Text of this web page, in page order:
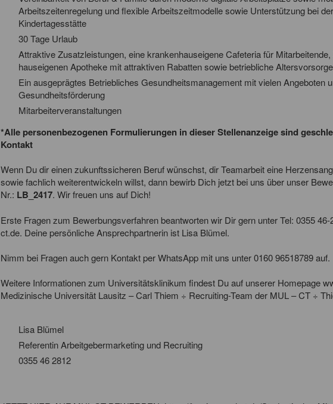
Arbeitszeitenregelung und flexible Arbeitszeitmodelle sowie Unterstützung bei
Kindertagesstätte
30 Tage Urlaub
Attraktive Zusatzleistungen, eine krankenhauseigene Cafeteria für
hauseigenen Apotheke mit attraktiven Rabatten sowie betriebliche Altersvorsorge
Ein ausgeprägtes Betriebliches Gesundheitsmanagement mit vielen Angeboten
Gesundheitsförderung
Mitarbeiterveranstaltungen
*Alle personenbezogenen Formulierungen in dieser Stellenanzeige sind
Kontakt
Wenn Du dir einen zukunftssicheren Beruf wünschst, dir Teamarbeit eine
sowie fachlich weiterentwickeln willst, dann bewirb Dich jetzt bei uns über unser
Nr.: LB_2417. Wir freuen uns auf Dich!
Erste Fragen zum Bewerbungsverfahren beantworten wir Dir gern unter Tel: 0355
ct.de. Deine persönliche Ansprechpartnerin ist Lisa Blümel.
Nimm bei Fragen auch gern Kontakt per WhatsApp mit uns unter 0160 96518789 auf.
Weitere Informationen zum Universitätsklinikum findest Du auf unserer Homepage
Medizinische Universität Lausitz – Carl Thiem ÷ Recruiting-Team der MUL – CT ÷
Lisa Blümel
Referentin Arbeitgebermarketing und Recruiting
0355 46 2812